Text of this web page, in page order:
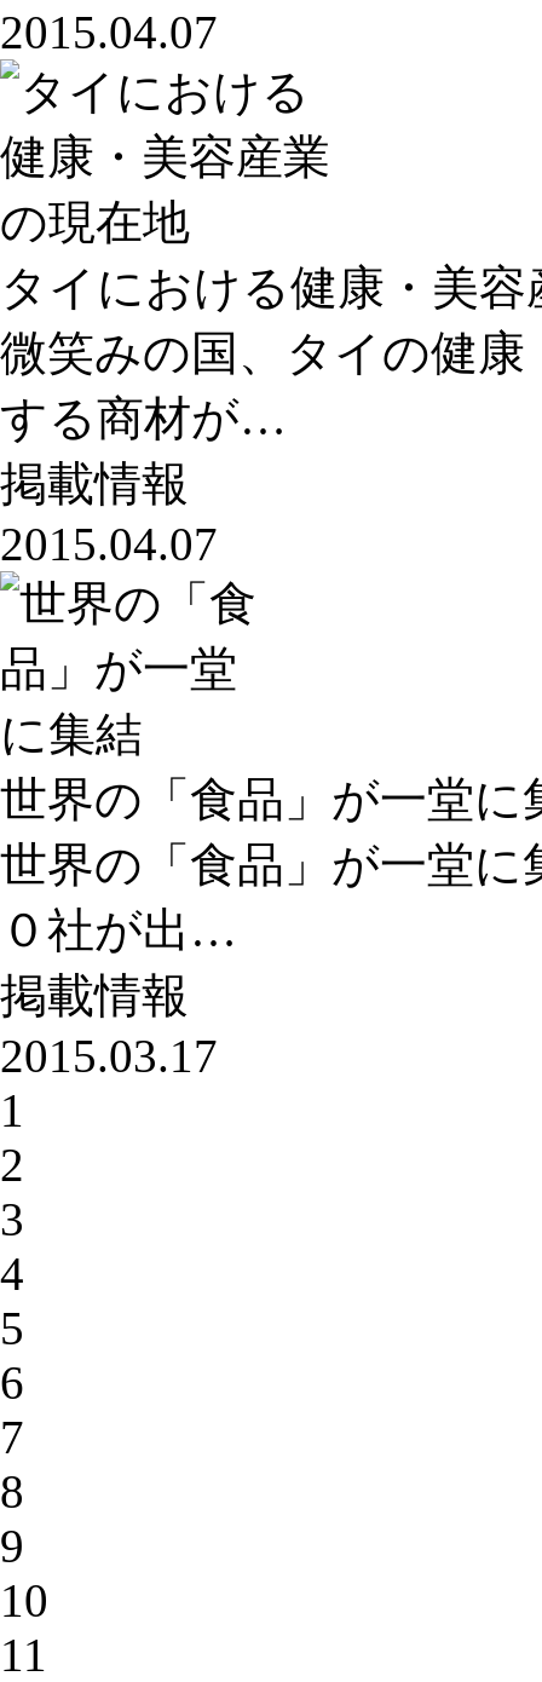
2015.04.07
タイにおける健康・美
微笑みの国、タイの健
する商材が…
掲載情報
2015.04.07
世界の「食品」が一堂に
世界の「食品」が一堂に
０社が出…
掲載情報
2015.03.17
1
2
3
4
5
6
7
8
9
10
11